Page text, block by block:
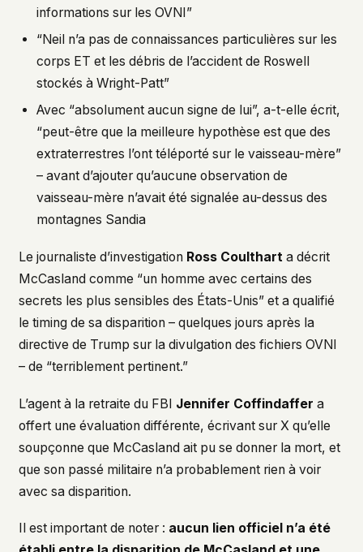
informations sur les OVNI”
“Neil n’a pas de connaissances particulières sur les
corps ET et les débris de l’accident de Roswell
stockés à Wright-Patt”
Avec “absolument aucun signe de lui”, a-t-elle écrit,
“peut-être que la meilleure hypothèse est que des
extraterrestres l’ont téléporté sur le vaisseau-mère”
– avant d’ajouter qu’aucune observation de
vaisseau-mère n’avait été signalée au-dessus des
montagnes Sandia
Le journaliste d’investigation Ross Coulthart a décrit
McCasland comme “un homme avec certains des
secrets les plus sensibles des États-Unis” et a qualifié
le timing de sa disparition – quelques jours après la
directive de Trump sur la divulgation des fichiers OVNI
– de “terriblement pertinent.”
L’agent à la retraite du FBI Jennifer Coffindaffer a
offert une évaluation différente, écrivant sur X qu’elle
soupçonne que McCasland ait pu se donner la mort, et
que son passé militaire n’a probablement rien à voir
avec sa disparition.
Il est important de noter : aucun lien officiel n’a été